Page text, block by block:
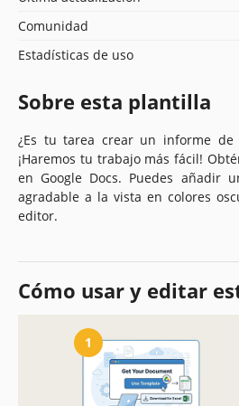
Comunidad
Estadísticas de uso
Sobre esta plantilla
¿Es tu tarea crear un informe de
¡Haremos tu trabajo más fácil!
en Google Docs. Puedes
agradable a la vista en colores
editor.
Cómo usar y editar
1